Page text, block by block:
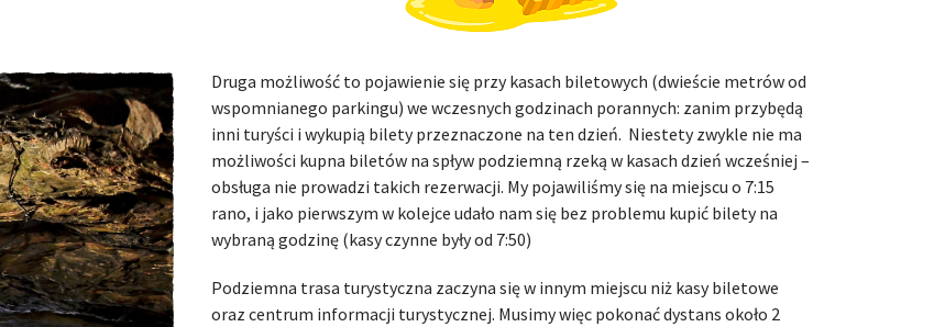
Druga możliwość to pojawienie się przy kasach biletowych (dwieście metrów od
wspomnianego parkingu) we wczesnych godzinach porannych: zanim przybędą
inni turyści i wykupią bilety przeznaczone na ten dzień. Niestety zwykle nie ma
możliwości kupna biletów na spływ podziemną rzeką w kasach dzień wcześniej –
obsługa nie prowadzi takich rezerwacji. My pojawiliśmy się na miejscu o 7:15
rano, i jako pierwszym w kolejce udało nam się bez problemu kupić bilety na
wybraną godzinę (kasy czynne były od 7:50)
Podziemna trasa turystyczna zaczyna się w innym miejscu niż kasy biletowe
oraz centrum informacji turystycznej. Musimy więc pokonać dystans około 2